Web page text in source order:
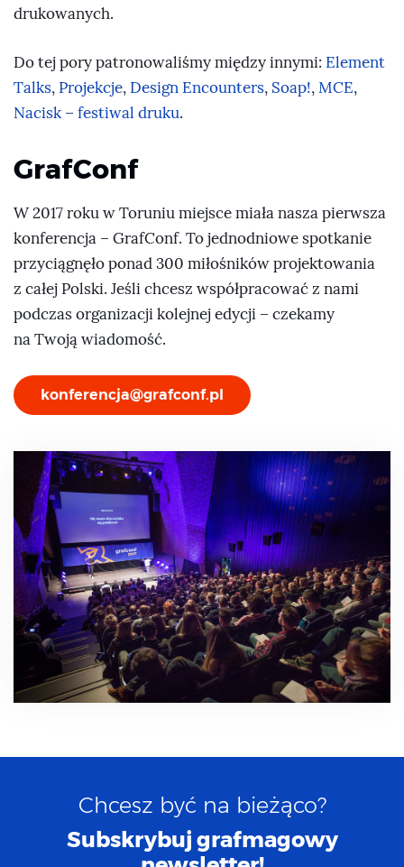
drukowanych.
Do tej pory patronowaliśmy między innymi: Element
Talks, Projekcje, Design Encounters, Soap!,MCE,
Nacisk – festiwal druku.
GrafConf
W 2017 roku w Toruniu miejsce miała nasza pierwsza
konferencja – GrafConf. To jednodniowe spotkanie
przyciągnęło ponad 300 miłośników projektowania
z całej Polski. Jeśli chcesz współpracować z nami
podczas organizacji kolejnej edycji – czekamy
na Twoją wiadomość.
konferencja@grafconf.pl
Chcesz być na bieżąco?
Subskrybuj grafmagowy